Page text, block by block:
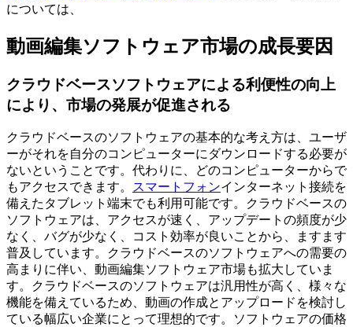
については、
動画編集ソフトウェア市場の成長要因
クラウドベースソフトウェアによる利便性の向上
により、市場の発展が促進される
クラウドベースのソフトウェアの基本的な考え方は、ユーザ
ーがそれを自分のコンピューターにダウンロードする必要が
ないということです。代わりに、どのコンピューターからで
もアクセスできます。
スマートフォンインターネット接続を
備えたタブレット端末でも利用可能です。クラウドベースの
ソフトウェアは、アクセスが速く、アップデートの頻度が少
なく、バグが少なく、コスト効率が良いことから、ますます
普及しています。クラウドベースのソフトウェアへの需要の
高まりに伴い、動画編集ソフトウェア市場も拡大していま
す。クラウドベースのソフトウェアは汎用性が高く、様々な
機能を備えているため、動画の作成とアップロードを検討し
ている幅広い企業にとって理想的です。ソフトウェアの価格